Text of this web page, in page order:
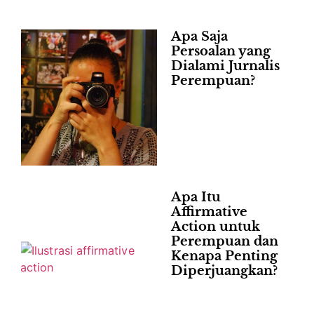
Apa Saja
Persoalan yang
Dialami Jurnalis
Perempuan?
Apa Itu
Affirmative
Action untuk
Perempuan dan
Kenapa Penting
Diperjuangkan?